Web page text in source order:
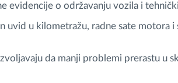
evidencije o održavanju vozila i
uvid u kilometražu, radne sate motora i
da manji problemi prerastu u